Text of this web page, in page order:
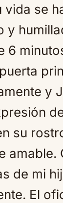
vida se
y
6
y
su
amable.
de mi
El